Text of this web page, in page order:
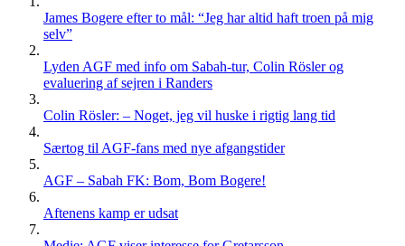
Mulighederne
kan
på
varesiden
James Bogere efter to mål: “Jeg har altid haft troen på mig
selv”
Lyden AGF med info om Sabah-tur, Colin Rösler og
evaluering af sejren i Randers
Colin Rösler: – Noget, jeg vil huske i rigtig lang tid
Særtog til AGF-fans med nye afgangstider
AGF – Sabah FK: Bom, Bom Bogere!
Aftenens kamp er udsat